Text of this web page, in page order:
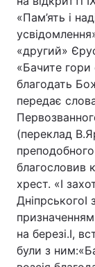
Головна
Україна
Економіка
«Пам’ять і
«другий»
«Бачите гори
благодать
передає
(переклад
благословив
хрест. «І
ДніпрськогоІ
на березі.І,
були з